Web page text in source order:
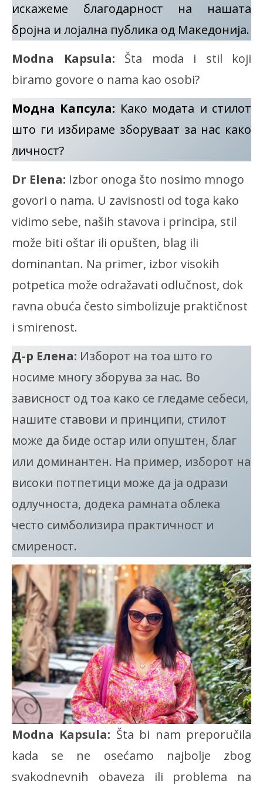
искажеме благодарност на нашата
бројна и лојална публика од Македонија.
Modna Kapsula: Šta moda i stil koji
biramo govore o nama kao osobi?
Модна Капсула: Како модата и стилот
што ги избираме зборуваат за нас како
личност?
Dr Elena: Izbor onoga što nosimo mnogo
govori o nama. U zavisnosti od toga kako
vidimo sebe, naših stavova i principa, stil
može biti oštar ili opušten, blag ili
dominantan. Na primer, izbor visokih
potpetica može odražavati odlučnost, dok
ravna obuća često simbolizuje praktičnost
i smirenost.
Д-р Елена: Изборот на тоа што го
носиме многу зборува за нас. Во
зависност од тоа како се гледаме себеси,
нашите ставови и принципи, стилот
може да биде остар или опуштен, благ
или доминантен. На пример, изборот на
високи потпетици може да ја одрази
одлучноста, додека рамната облека
често симболизира практичност и
смиреност.
Modna Kapsula: Šta bi nam preporučila
kada se ne osećamo najbolje zbog
svakodnevnih obaveza ili problema na